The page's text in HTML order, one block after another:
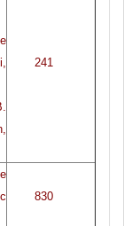
241
830